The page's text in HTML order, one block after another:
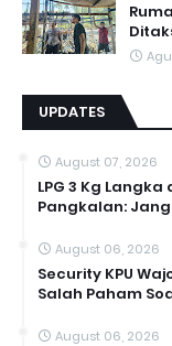
UPDATES
August 07, 2026
LPG 3 Kg
Pangkalan:
August 06, 2026
Security KPU
Salah Paham
August 06, 2026